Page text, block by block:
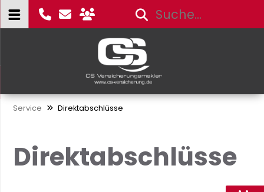
Service Direktabschlüsse
Direktabschlüsse